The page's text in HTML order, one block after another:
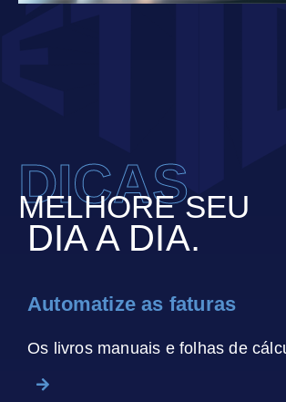
DICAS
MELHORE SEU
DIA A DIA.
Automatize as faturas
Os livros manuais e folhas de